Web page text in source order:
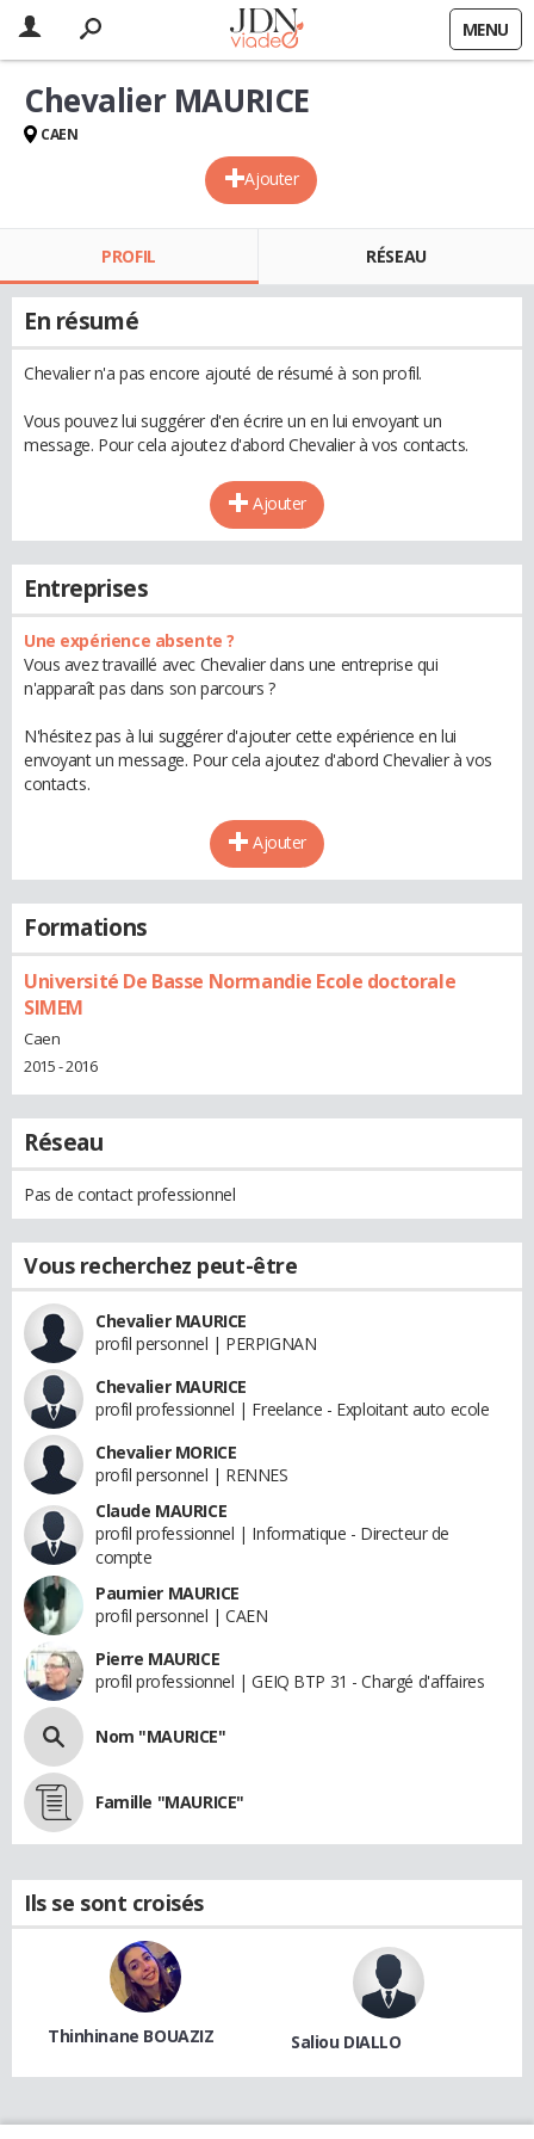
MENU
Ajouter
Chevalier MAURICE
CAEN
PROFIL RÉSEAU
En résumé
Chevalier n'a pas encore ajouté de résumé à son profil.
Vous pouvez lui suggérer d'en écrire un en lui envoyant un
message. Pour cela ajoutez d'abord Chevalier à vos contacts.
Ajouter
Entreprises
Une expérience absente ?
Vous avez travaillé avec Chevalier dans une entreprise qui
n'apparaît pas dans son parcours ?
N'hésitez pas à lui suggérer d'ajouter cette expérience en lui
envoyant un message. Pour cela ajoutez d'abord Chevalier à vos
contacts.
Ajouter
Formations
Université De Basse Normandie Ecole doctorale
SIMEM
Caen
2015 - 2016
Réseau
Pas de contact professionnel
Vous recherchez peut-être
Chevalier MAURICE
profil personnel | PERPIGNAN
Chevalier MAURICE
profil professionnel | Freelance - Exploitant auto ecole
Chevalier MORICE
profil personnel | RENNES
Claude MAURICE
profil professionnel | Informatique - Directeur de
compte
Paumier MAURICE
profil personnel | CAEN
Pierre MAURICE
profil professionnel | GEIQ BTP 31 - Chargé d'affaires
Nom "MAURICE"
Famille "MAURICE"
Ils se sont croisés
Thinhinane BOUAZIZ Saliou DIALLO